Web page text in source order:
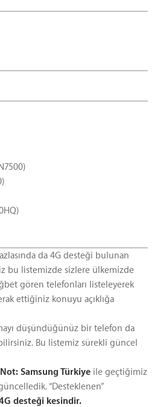
da 4G desteği bulunan
bu listemizde sizlere ülkemizde
gören telefonları listeleyerek
ettiğiniz konuyu açıklığa
düşündüğünüz bir telefon da
Bu listemiz sürekli güncel
Samsung Türkiye ile geçtiğimiz
“Desteklenen”
desteği kesindir.